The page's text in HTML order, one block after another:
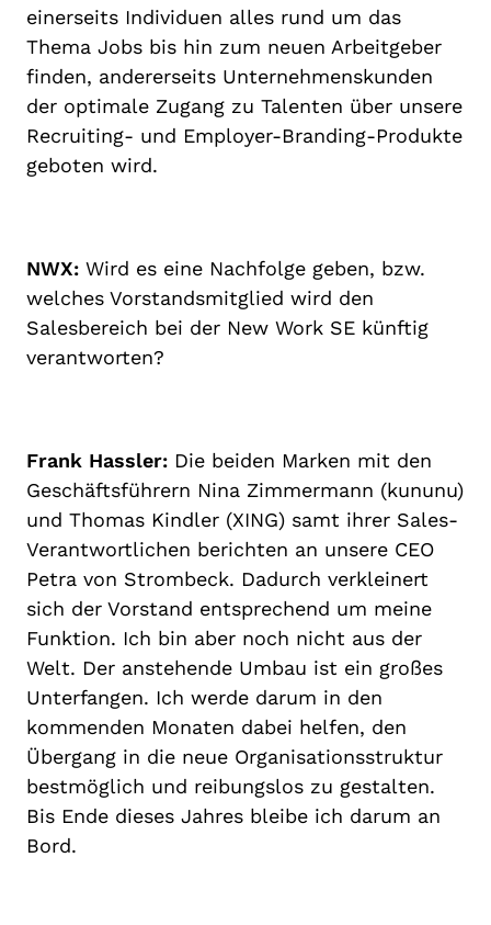
einerseits Individuen alles rund um das
Thema Jobs bis hin zum neuen Arbeitgeber
finden, andererseits Unternehmenskunden
der optimale Zugang zu Talenten über unsere
Recruiting- und Employer-Branding-Produkte
geboten wird.
NWX: Wird es eine Nachfolge geben, bzw.
welches Vorstandsmitglied wird den
Salesbereich bei der New Work SE künftig
verantworten?
Frank Hassler: Die beiden Marken mit den
Geschäftsführern Nina Zimmermann (kununu)
und Thomas Kindler (XING) samt ihrer Sales-
Verantwortlichen berichten an unsere CEO
Petra von Strombeck. Dadurch verkleinert
sich der Vorstand entsprechend um meine
Funktion. Ich bin aber noch nicht aus der
Welt. Der anstehende Umbau ist ein großes
Unterfangen. Ich werde darum in den
kommenden Monaten dabei helfen, den
Übergang in die neue Organisationsstruktur
bestmöglich und reibungslos zu gestalten.
Bis Ende dieses Jahres bleibe ich darum an
Bord.